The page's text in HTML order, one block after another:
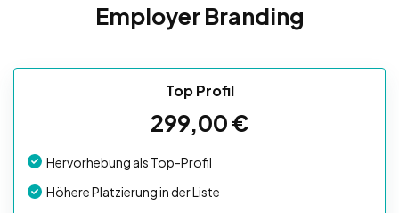
Employer Branding
Top Profil
299,00€
Hervorhebung als Top-Profil
Höhere Platzierung in der Liste